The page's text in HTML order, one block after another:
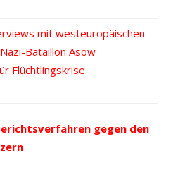
mit westeuropäischen
Bataillon Asow
Flüchtlingskrise
gegen den